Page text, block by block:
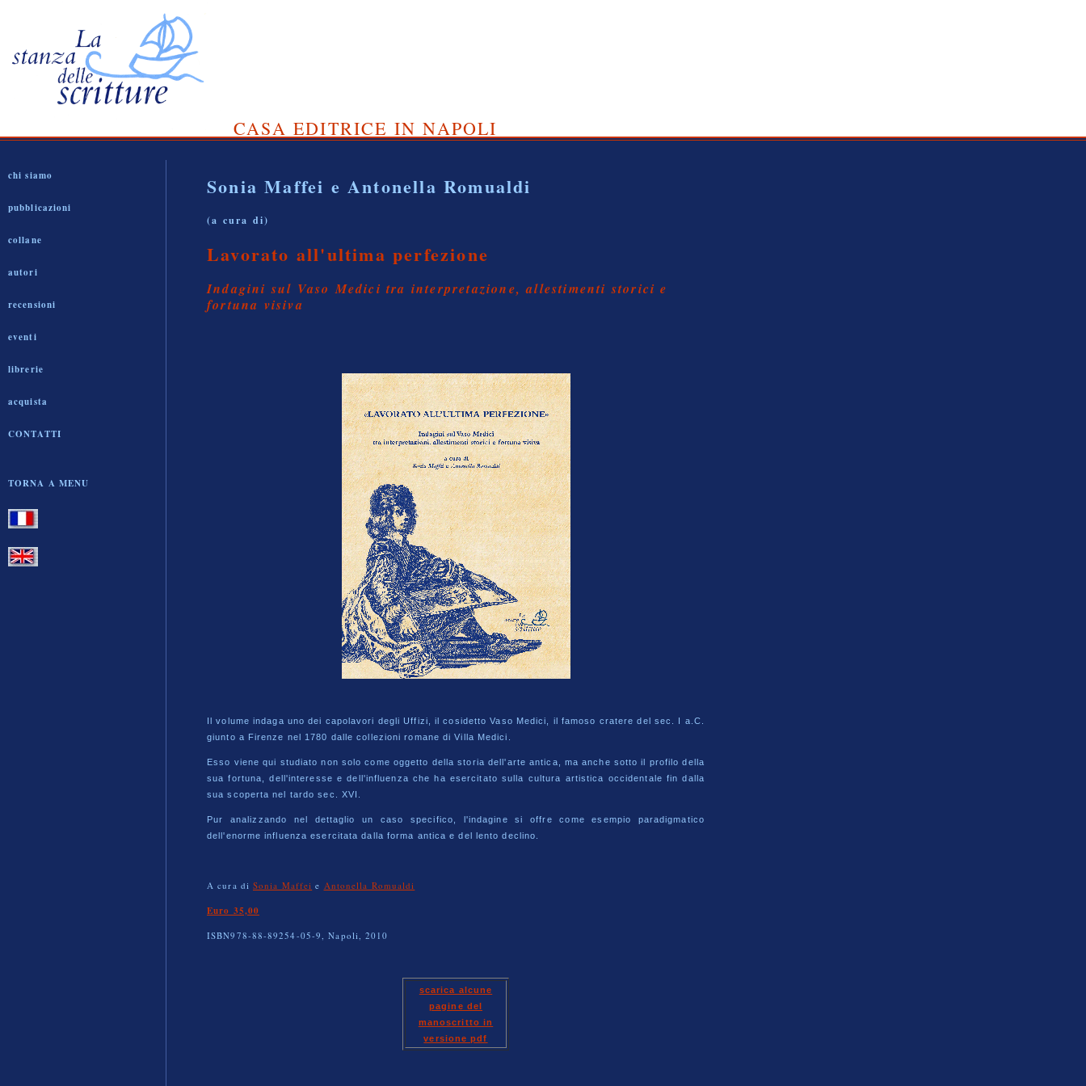
CASA EDITRICE IN NAPOLI
chi siamo
pubblicazioni
collane
autori
recensioni
eventi
librerie
acquista
CONTATTI
TORNA A MENU
Sonia Maffei e Antonella Romualdi
(a cura di)
Lavorato all'ultima perfezione
Indagini sul Vaso Medici tra interpretazione, allestimenti storici e
fortuna visiva
Il volume indaga uno dei capolavori degli Uffizi, il cosidetto Vaso Medici, il famoso cratere del sec. I a.C.
giunto a Firenze nel 1780 dalle collezioni romane di Villa Medici.
Esso viene qui studiato non solo come oggetto della storia dell'arte antica, ma anche sotto il profilo della
sua fortuna, dell'interesse e dell'influenza che ha esercitato sulla cultura artistica occidentale fin dalla
sua scoperta nel tardo sec. XVI.
Pur analizzando nel dettaglio un caso specifico, l'indagine si offre come esempio paradigmatico
dell'enorme influenza esercitata dalla forma antica e del lento declino.
A cura di Sonia Maffei e Antonella Romualdi
Euro 35,00
ISBN978-88-89254-05-9, Napoli, 2010
scarica alcune
pagine del
manoscritto in
versione pdf